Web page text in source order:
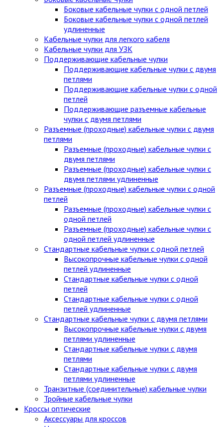
Боковые кабельные чулки с одной петлей
Боковые кабельные чулки с одной петлей
удлиненные
Кабельные чулки для легкого кабеля
Кабельные чулки для УЗК
Поддерживающие кабельные чулки
Поддерживающие кабельные чулки с двумя
петлями
Поддерживающие кабельные чулки с одной
петлей
Поддерживающие разъемные кабельные
чулки с двумя петлями
Разъемные (проходные) кабельные чулки с двумя
петлями
Разъемные (проходные) кабельные чулки с
двумя петлями
Разъемные (проходные) кабельные чулки с
двумя петлями удлиненные
Разъемные (проходные) кабельные чулки с одной
петлей
Разъемные (проходные) кабельные чулки с
одной петлей
Разъемные (проходные) кабельные чулки с
одной петлей удлиненные
Стандартные кабельные чулки c одной петлей
Высокопрочные кабельные чулки с одной
петлей удлиненные
Стандартные кабельные чулки с одной
петлей
Стандартные кабельные чулки с одной
петлей удлиненные
Стандартные кабельные чулки с двумя петлями
Высокопрочные кабельные чулки с двумя
петлями удлиненные
Стандартные кабельные чулки с двумя
петлями
Стандартные кабельные чулки с двумя
петлями удлиненные
Транзитные (соединительные) кабельные чулки
Тройные кабельные чулки
Кроссы оптические
Аксессуары для кроссов